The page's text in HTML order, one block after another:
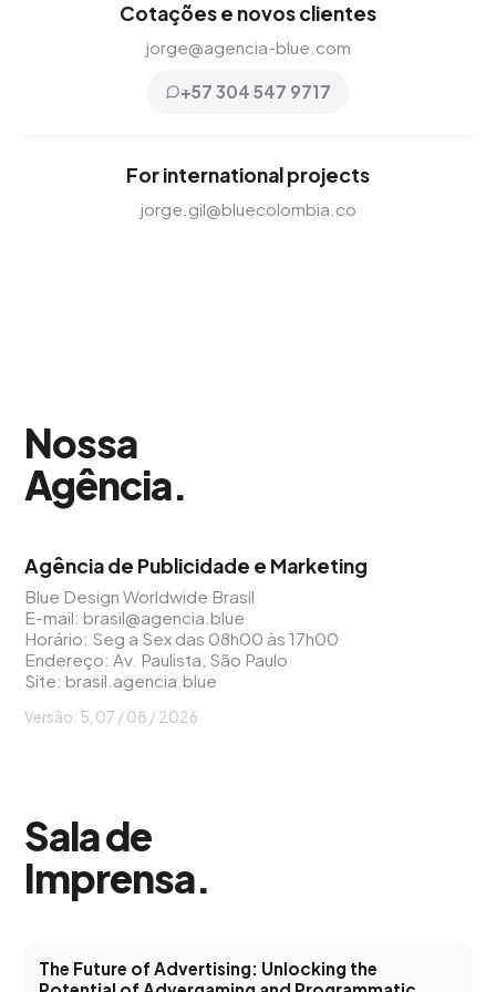
Cotações e novos clientes
jorge@agencia-blue.com
+57 304 547 9717
For international projects
jorge.gil@bluecolombia.co
Nossa
Agência.
Agência de Publicidade e Marketing
Blue Design Worldwide Brasil
E-mail:brasil@agencia.blue
Horário: Seg a Sex das 08h00 às 17h00
Endereço: Av. Paulista, São Paulo
Site:brasil.agencia.blue
Versão: 5, 07 / 08 / 2026
Sala de
Imprensa.
The Future of Advertising: Unlocking the